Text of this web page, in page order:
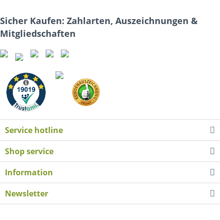
Sicher Kaufen: Zahlarten, Auszeichnungen &
Mitgliedschaften
Service hotline
Shop service
Information
Newsletter